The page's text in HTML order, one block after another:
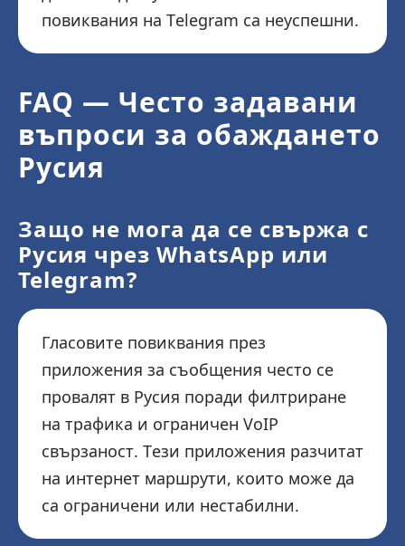
повиквания на Telegram са неуспешни.
FAQ — Често задавани
въпроси за обаждането
Русия
Защо не мога да се свържа с
Русия чрез WhatsApp или
Telegram?
Гласовите повиквания през
приложения за съобщения често се
провалят в Русия поради филтриране
на трафика и ограничен VoIP
свързаност. Тези приложения разчитат
на интернет маршрути, които може да
са ограничени или нестабилни.